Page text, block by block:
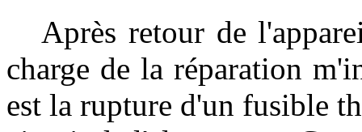
Après retour de
charge de la réparation
est la rupture d'un fusible